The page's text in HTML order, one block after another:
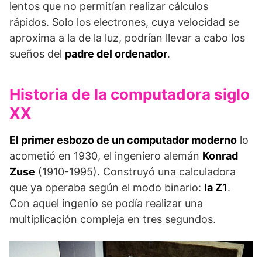
lentos que no permitían realizar cálculos
rápidos. Solo los electrones, cuya velocidad se
aproxima a la de la luz, podrían llevar a cabo los
sueños del padre del ordenador.
Historia de la computadora siglo
XX
El primer esbozo de un computador moderno lo
acometió en 1930, el ingeniero alemán Konrad
Zuse (1910-1995). Construyó una calculadora
que ya operaba según el modo binario: la Z1.
Con aquel ingenio se podía realizar una
multiplicación compleja en tres segundos.